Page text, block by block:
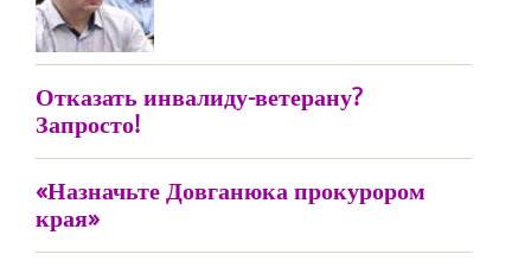
Отказать инвалиду-ветерану?
Запросто!
«Назначьте Довганюка прокурором
края»